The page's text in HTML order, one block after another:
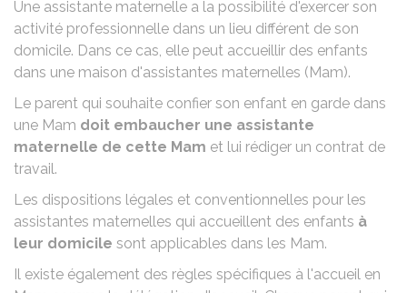
Une assistante maternelle a la possibilité d'exercer son
activité professionnelle dans un lieu différent de son
domicile. Dans ce cas, elle peut accueillir des enfants
dans une maison d'assistantes maternelles (Mam).
Le parent qui souhaite confier son enfant en garde dans
une Mam doit embaucher une assistante
maternelle de cette Mam et lui rédiger un contrat de
travail.
Les dispositions légales et conventionnelles pour les
assistantes maternelles qui accueillent des enfants à
leur domicile sont applicables dans les Mam.
Il existe également des règles spécifiques à l'accueil en